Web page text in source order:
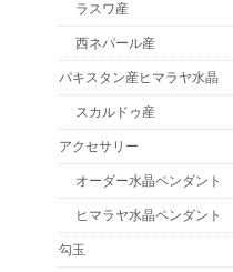
ラスワ産
西ネパール産
パキスタン産ヒマラヤ水晶
スカルドゥ産
アクセサリー
オーダー水晶ペンダント
ヒマラヤ水晶ペンダント
勾玉